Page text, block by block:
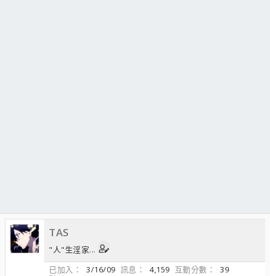
TAS
"人"生淫家...
已加入
3/16/09 訊息 4,159 互動分數
39